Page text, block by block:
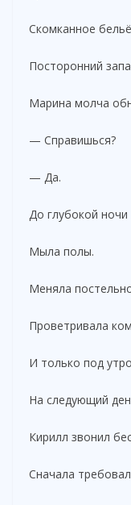
Скомканное
Посторонний
Марина молча
— Справишься?
— Да.
До глубокой
Мыла полы.
Меняла
Проветривала
И только под
На следующий
Кирилл звонил
Сначала